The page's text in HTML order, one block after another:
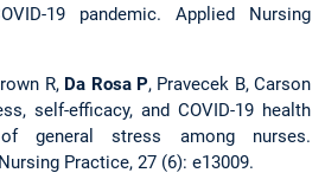
19 pandemic. Applied Nursing
R, Da Rosa P, Pravecek B, Carson
self-efficacy, and COVID-19 health
general stress among nurses.
Practice, 27 (6): e13009.